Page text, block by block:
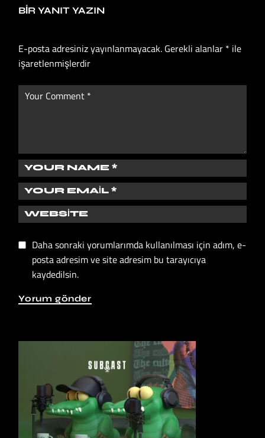
BIR YANIT YAZIN
E-posta adresiniz yayınlanmayacak. Gerekli alanlar * ile
işaretlenmişlerdir
Daha sonraki yorumlarımda kullanılması için adım, e-
posta adresim ve site adresim bu tarayıcıya
kaydedilsin.
Yorum gönder